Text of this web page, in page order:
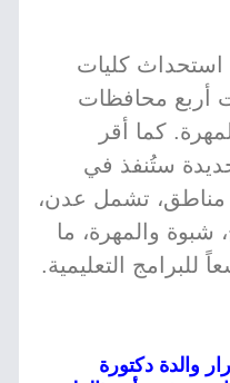
استحداث كليات
أربع محافظات
كما أقر
ستُنفذ في
مناطق، تشمل عدن،
شبوة والمهرة، ما
للبرامج التعليمية.
والدة دكتورة